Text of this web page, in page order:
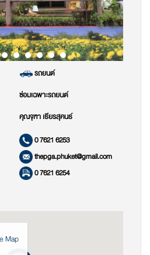
รถยนต์
ซ่อมเฉพาะรถยนต์
คุณจุฑา เธียรสุคนธ์
0 7621 6253
thepga.phuket@gmail.com
0 7621 6254
Map